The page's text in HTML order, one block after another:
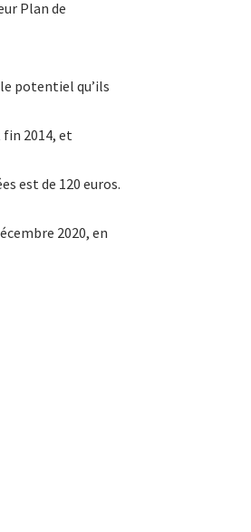
Plan de
potentiel qu’ils
fin 2014, et
est de 120 euros.
2020, en